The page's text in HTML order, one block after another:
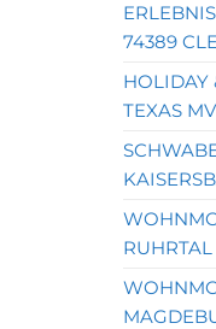
74389
HOLIDAY
TEXAS